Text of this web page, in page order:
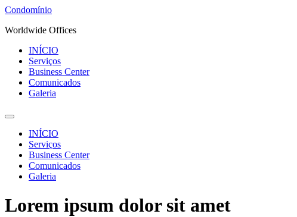
Ir
o
Condomínio
Worldwide Offices
INÍCIO
Serviços
Business Center
Comunicados
Galeria
INÍCIO
Serviços
Business Center
Comunicados
Galeria
Lorem ipsum dolor sit amet